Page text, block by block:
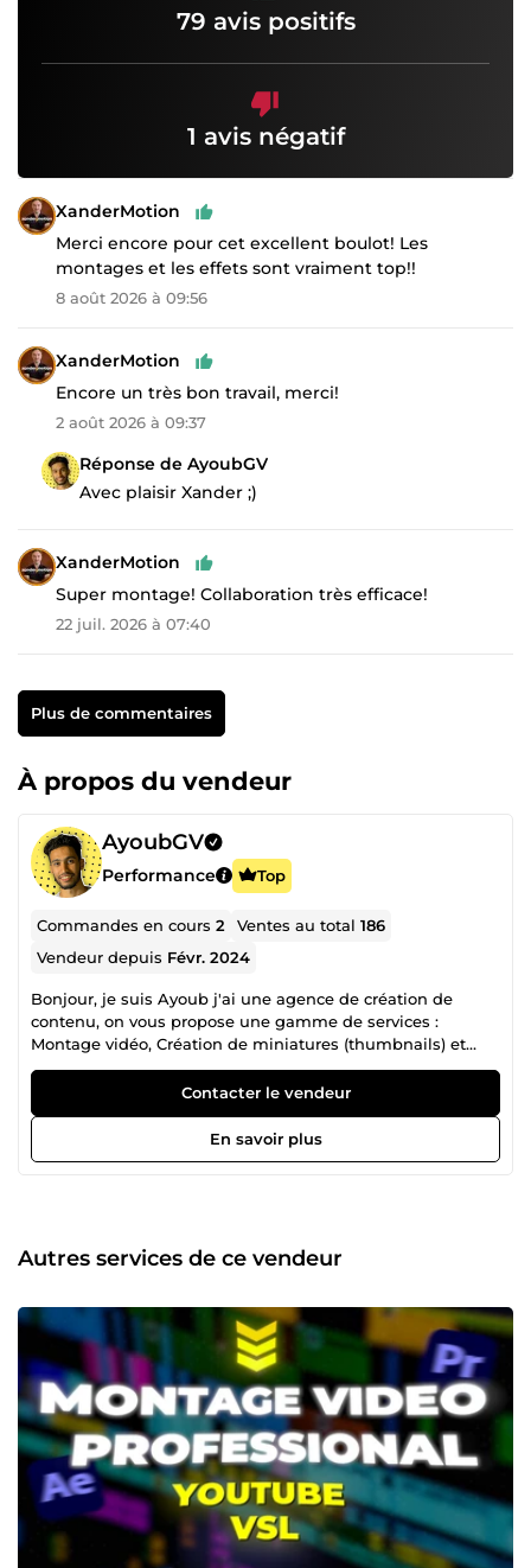
79 avis positifs
1 avis négatif
XanderMotion
Merci encore pour cet excellent boulot! Les
montages et les effets sont vraiment top!!
8 août 2026 à 09:56
XanderMotion
Encore un très bon travail, merci!
2 août 2026 à 09:37
Réponse de AyoubGV
Avec plaisir Xander ;)
XanderMotion
Super montage! Collaboration très efficace!
22 juil. 2026 à 07:40
Plus de commentaires
À propos du vendeur
AyoubGV
Performance Top
Commandes en cours2 Ventes au total186
Vendeur depuis Févr. 2024
Bonjour, je suis Ayoub j'ai une agence de création de
contenu, on vous propose une gamme de services :
Montage vidéo, Création de miniatures (thumbnails) et
Création de Scripts et Voix Off.
Contacter le vendeur
En savoir plus
Autres services de ce vendeur